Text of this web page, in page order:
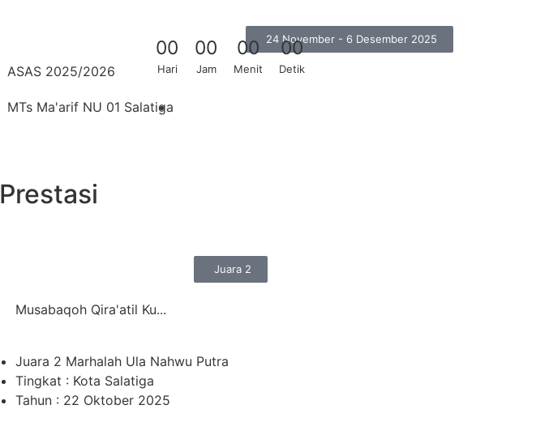
24 November - 6 Desember 2025
ASAS 2025/2026
MTs Ma'arif NU 01 Salatiga
00
Hari
00
Jam
00
Menit
00
Detik
Prestasi
Juara 2
Musabaqoh Qira'atil Ku...
Juara 2 Marhalah Ula Nahwu Putra
Tingkat : Kota Salatiga
Tahun : 22 Oktober 2025